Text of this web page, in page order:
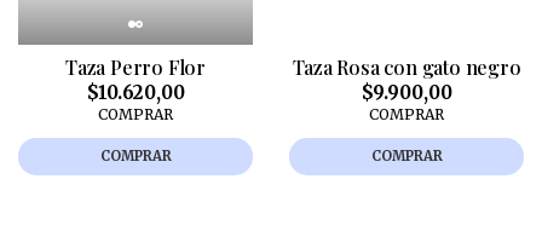
Taza Perro Flor
$10.620,00
COMPRAR
COMPRAR
Taza Rosa con gato negro
$9.900,00
COMPRAR
COMPRAR